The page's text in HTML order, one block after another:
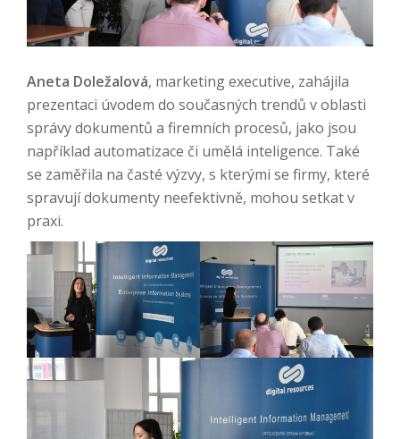
Aneta Doležalová, marketing executive, zahájila
prezentaci úvodem do současných trendů v oblasti
správy dokumentů a firemních procesů, jako jsou
například automatizace či umělá inteligence. Také
se zaměřila na časté výzvy, s kterými se firmy, které
spravují dokumenty neefektivně, mohou setkat v
praxi.